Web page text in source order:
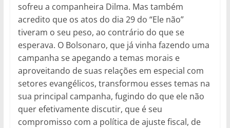
sofreu a companheira Dilma. Mas também
acredito que os atos do dia 29 do “Ele não”
tiveram o seu peso, ao contrário do que se
esperava. O Bolsonaro, que já vinha fazendo uma
campanha se apegando a temas morais e
aproveitando de suas relações em especial com
setores evangélicos, transformou esses temas na
sua principal campanha, fugindo do que ele não
quer efetivamente discutir, que é seu
compromisso com a política de ajuste fiscal, de